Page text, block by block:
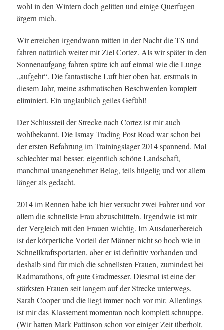
wohl in den Wintern doch gelitten und einige Querfugen
ärgern mich.
Wir erreichen irgendwann mitten in der Nacht die TS und
fahren natürlich weiter mit Ziel Cortez. Als wir später in den
Sonnenaufgang fahren spüre ich auf einmal wie die Lunge
„aufgeht“. Die fantastische Luft hier oben hat, erstmals in
diesem Jahr, meine asthmatischen Beschwerden komplett
eliminiert. Ein unglaublich geiles Gefühl!
Der Schlussteil der Strecke nach Cortez ist mir auch
wohlbekannt. Die Ismay Trading Post Road war schon bei
der ersten Befahrung im Trainingslager 2014 spannend. Mal
schlechter mal besser, eigentlich schöne Landschaft,
manchmal unangenehmer Belag, teils hügelig und vor allem
länger als gedacht.
2014 im Rennen habe ich hier versucht zwei Fahrer und vor
allem die schnellste Frau abzuschütteln. Irgendwie ist mir
der Vergleich mit den Frauen wichtig. Im Ausdauerbereich
ist der körperliche Vorteil der Männer nicht so hoch wie in
Schnellkraftsportarten, aber er ist definitiv vorhanden und
deshalb sind für mich die schnellsten Frauen, zumindest bei
Radmarathons, oft gute Gradmesser. Diesmal ist eine der
stärksten Frauen seit langem auf der Strecke unterwegs,
Sarah Cooper und die liegt immer noch vor mir. Allerdings
ist mir das Klassement momentan noch komplett schnuppe.
(Wir hatten Mark Pattinson schon vor einiger Zeit überholt,